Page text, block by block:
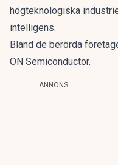
högteknologiska
intelligens.
Bland de berörda
ON Semiconductor.
ANNONS